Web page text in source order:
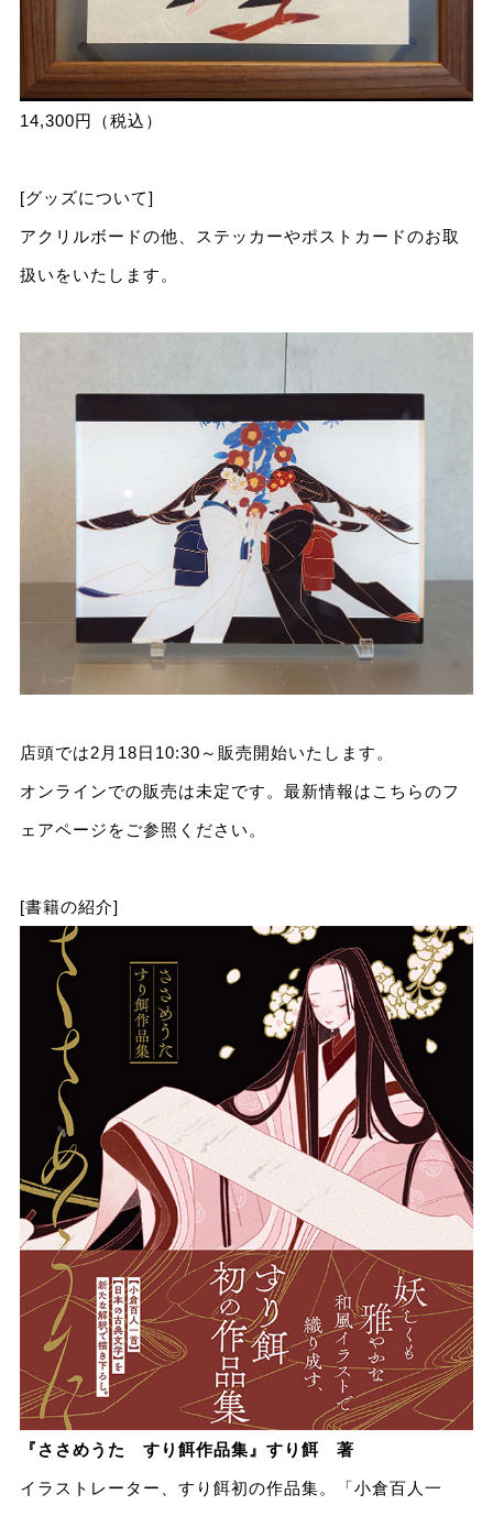
14,300円（税込）
[グッズについて]
アクリルボードの他、ステッカーやポストカードのお取
扱いをいたします。
店頭では2月18日10:30～販売開始いたします。
オンラインでの販売は未定です。最新情報はこちらのフ
ェアページをご参照ください。
[書籍の紹介]
『ささめうた すり餌作品集』すり餌 著
イラストレーター、すり餌初の作品集。「小倉百人一